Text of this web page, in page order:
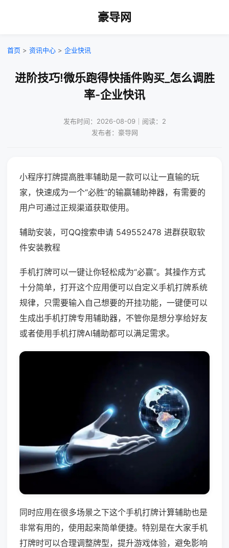
豪导网
首页 > 资讯中心 > 企业快讯
进阶技巧!微乐跑得快插件购买_怎么调胜
率-企业快讯
发布时间：2026-08-09｜阅读：2
发布者：豪导网
小程序打牌提高胜率辅助是一款可以让一直输的玩
家，快速成为一个“必胜”的输赢辅助神器，有需要的
用户可通过正规渠道获取使用。
辅助安装，可QQ搜索申请 549552478 进群获取软
件安装教程
手机打牌可以一键让你轻松成为“必赢”。其操作方式
十分简单，打开这个应用便可以自定义手机打牌系统
规律，只需要输入自己想要的开挂功能，一键便可以
生成出手机打牌专用辅助器，不管你是想分享给好友
或者使用手机打牌AI辅助都可以满足需求。
同时应用在很多场景之下这个手机打牌计算辅助也是
非常有用的，使用起来简单便捷。特别是在大家手机
打牌时可以合理调整牌型，提升游戏体验，避免影响